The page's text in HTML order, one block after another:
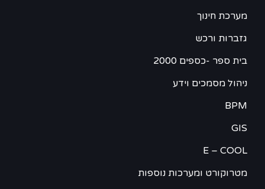
מערכת חינוך
גזברות ורכש
בית ספר -כספים 2000
ניהול מסמכים וידע
BPM
GIS
E – COOL
מטרוקורט ומערכות נוספות